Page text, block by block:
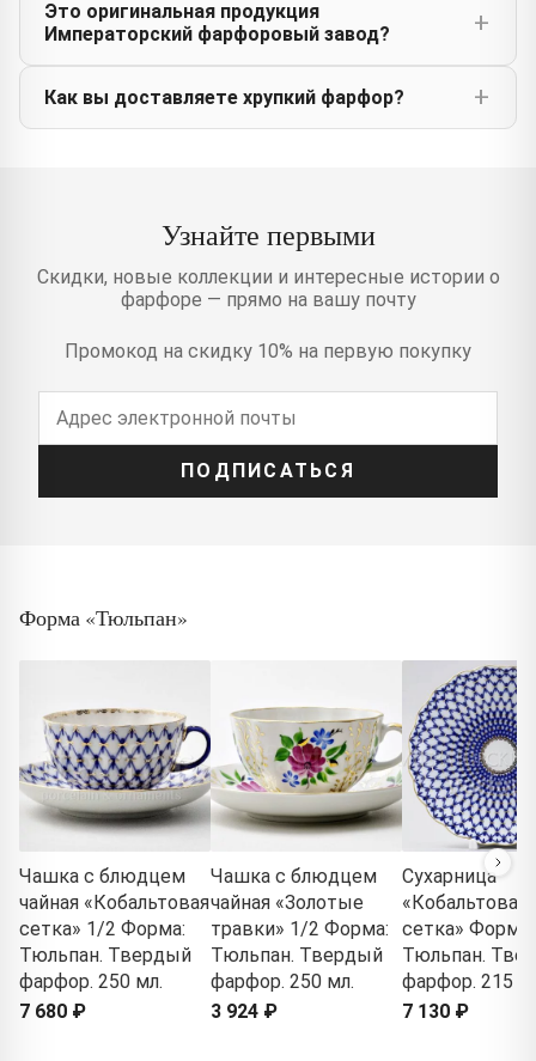
Это оригинальная продукция
Императорский фарфоровый завод?
Как вы доставляете хрупкий фарфор?
Узнайте первыми
Скидки, новые коллекции и интересные истории о
фарфоре — прямо на вашу почту
Промокод на скидку 10% на первую покупку
ПОДПИСАТЬСЯ
Форма «Тюльпан»
Чашка с блюдцем
чайная «Кобальтовая
сетка» 1/2 Форма:
Тюльпан. Твердый
фарфор. 250 мл.
7 680 ₽
Чашка с блюдцем
чайная «Золотые
травки» 1/2 Форма:
Тюльпан. Твердый
фарфор. 250 мл.
3 924 ₽
Сухарница
«Кобальтовая
сетка» Форма:
Тюльпан.
фарфор. 215
7 130 ₽